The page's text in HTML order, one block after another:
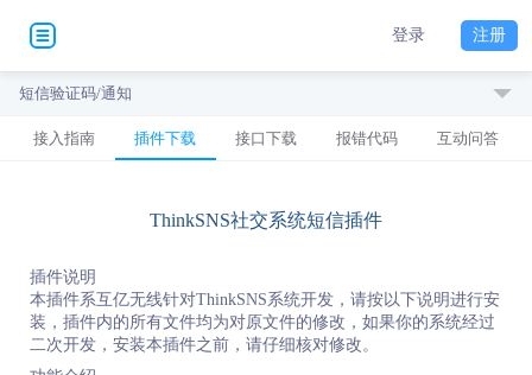
登录 注册
短信验证码/通知
接入指南 插件下载 接口下载 报错代码 互动问答
ThinkSNS社交系统短信插件
插件说明
本插件系互亿无线针对ThinkSNS系统开发，请按以下说明进行安
装，插件内的所有文件均为对原文件的修改，如果你的系统经过
二次开发，安装本插件之前，请仔细核对修改。